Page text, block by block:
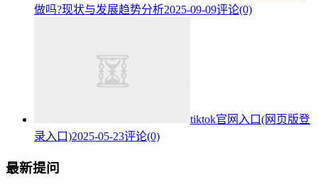
做吗?现状与发展趋势分析2025-09-09评论(0)
tiktok官网入口(网页版登
录入口)2025-05-23评论(0)
最新提问